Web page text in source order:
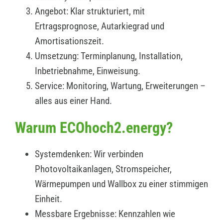
Angebot: Klar strukturiert, mit
Ertragsprognose, Autarkiegrad und
Amortisationszeit.
Umsetzung: Terminplanung, Installation,
Inbetriebnahme, Einweisung.
Service: Monitoring, Wartung, Erweiterungen –
alles aus einer Hand.
Warum ECOhoch2.energy?
Systemdenken: Wir verbinden
Photovoltaikanlagen, Stromspeicher,
Wärmepumpen und Wallbox zu einer stimmigen
Einheit.
Messbare Ergebnisse: Kennzahlen wie